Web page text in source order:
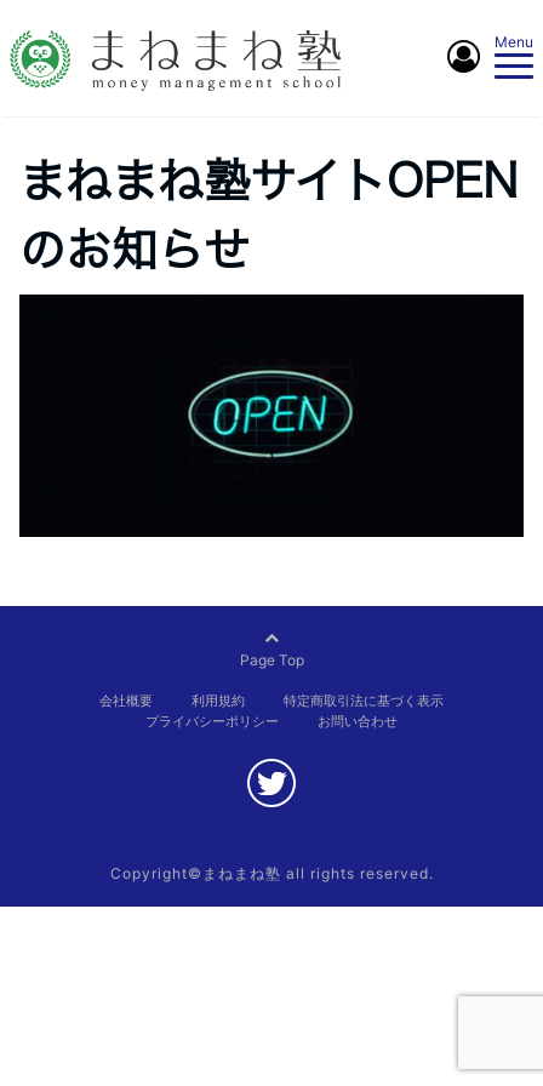
Menu
まねまね塾サイトOPEN
のお知らせ
Page Top
会社概要 利用規約
特定商取引法に基づく表示
プライバシーポリシー
お問い合わせ
Copyright©まねまね塾 all rights reserved.